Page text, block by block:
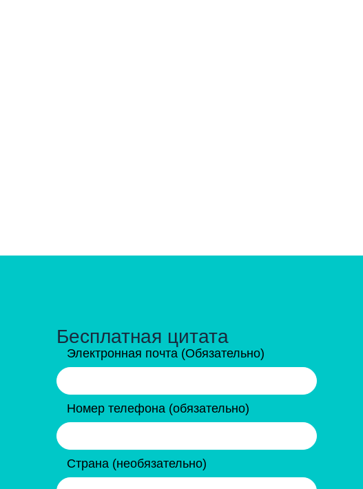
Бесплатная цитата
Электронная почта (Обязательно)
Номер телефона (обязательно)
Страна (необязательно)